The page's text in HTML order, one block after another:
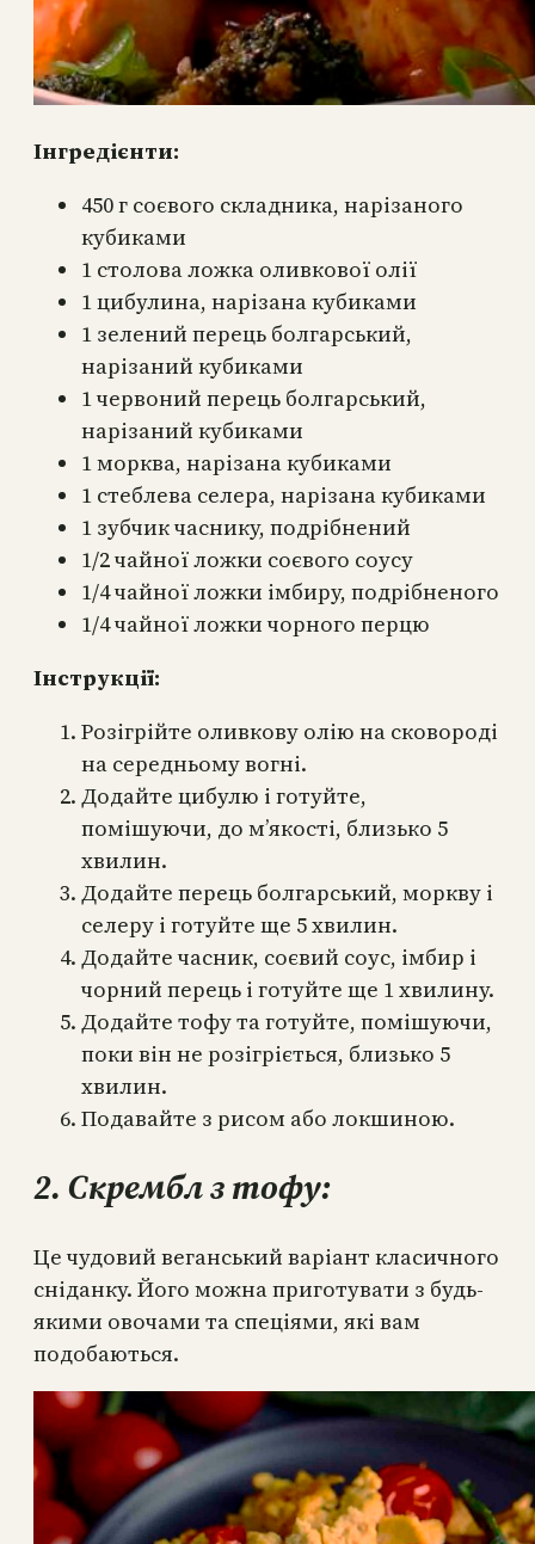
Інгредієнти:
450 г соєвого складника, нарізаного
кубиками
1 столова ложка оливкової олії
1 цибулина, нарізана кубиками
1 зелений перець болгарський,
нарізаний кубиками
1 червоний перець болгарський,
нарізаний кубиками
1 морква, нарізана кубиками
1 стеблева селера, нарізана кубиками
1 зубчик часнику, подрібнений
1/2 чайної ложки соєвого соусу
1/4 чайної ложки імбиру, подрібненого
1/4 чайної ложки чорного перцю
Інструкції:
Розігрійте оливкову олію на сковороді
на середньому вогні.
Додайте цибулю і готуйте,
помішуючи, до м’якості, близько 5
хвилин.
Додайте перець болгарський, моркву і
селеру і готуйте ще 5 хвилин.
Додайте часник, соєвий соус, імбир і
чорний перець і готуйте ще 1 хвилину.
Додайте тофу та готуйте, помішуючи,
поки він не розігріється, близько 5
хвилин.
Подавайте з рисом або локшиною.
2. Скрембл з тофу:
Це чудовий веганський варіант класичного
сніданку. Його можна приготувати з будь-
якими овочами та спеціями, які вам
подобаються.